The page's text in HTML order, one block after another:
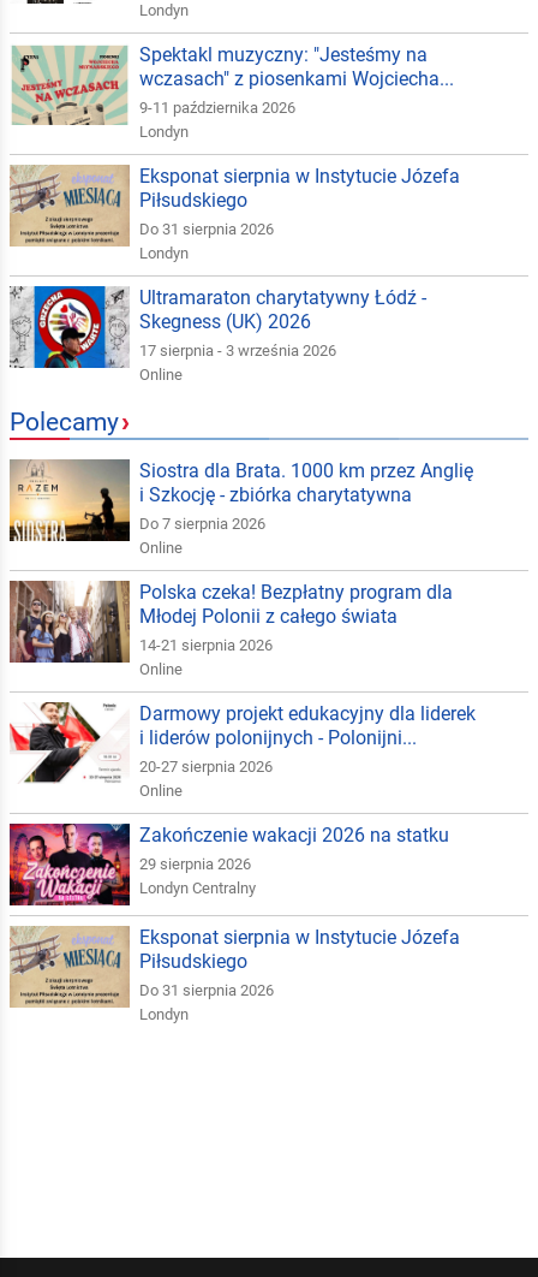
Londyn
Spektakl muzyczny: "Jesteśmy na
wczasach" z piosenkami Wojciecha...
9-11 października 2026
Londyn
Eksponat sierpnia w Instytucie Józefa
Piłsudskiego
Do 31 sierpnia 2026
Londyn
Ultramaraton charytatywny Łódź -
Skegness (UK) 2026
17 sierpnia - 3 września 2026
Online
Polecamy›
Siostra dla Brata. 1000 km przez Anglię
i Szkocję - zbiórka charytatywna
Do 7 sierpnia 2026
Online
Polska czeka! Bezpłatny program dla
Młodej Polonii z całego świata
14-21 sierpnia 2026
Online
Darmowy projekt edukacyjny dla liderek
i liderów polonijnych - Polonijni...
20-27 sierpnia 2026
Online
Zakończenie wakacji 2026 na statku
29 sierpnia 2026
Londyn Centralny
Eksponat sierpnia w Instytucie Józefa
Piłsudskiego
Do 31 sierpnia 2026
Londyn